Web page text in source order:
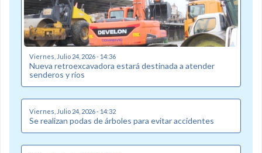
Viernes, Julio 24, 2026 - 14:36
Nueva retroexcavadora estará destinada a atender
senderos y ríos
Viernes, Julio 24, 2026 - 14:32
Se realizan podas de árboles para evitar accidentes